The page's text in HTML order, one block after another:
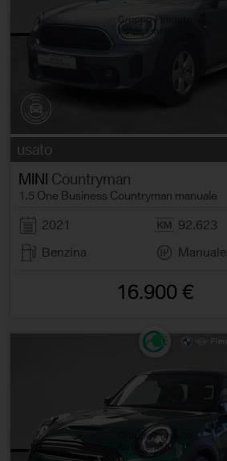
usato
MINI Countryman
1.5 One Business Countryman manuale
2021
92.623
Benzina
Manuale
16.900 €